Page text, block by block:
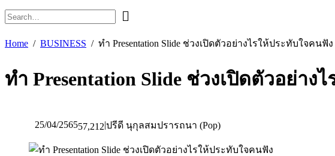
Home BUSINESS ทำ Presentation Slide ช่วงเปิดตัวอย่างไรให้ประทับใจคนฟัง
ทำ Presentation Slide ช่วงเปิดตัวอย่าง
25/04/256557,212|ปรีดี นุกุลสมปรารถนา (Pop)